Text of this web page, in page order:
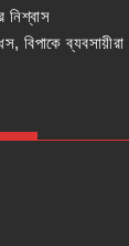
নিশ্বাস
বিপাকে ব্যবসায়ীরা